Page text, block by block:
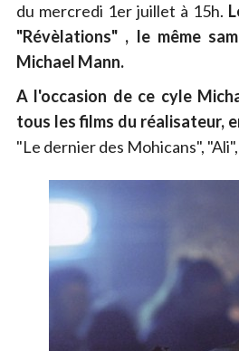
du mercredi 1er juillet à 15h.
"Révèlations" , le même
Michael Mann.
A l'occasion de ce cyle
tous les films du réalisateur,
"Le dernier des Mohicans",